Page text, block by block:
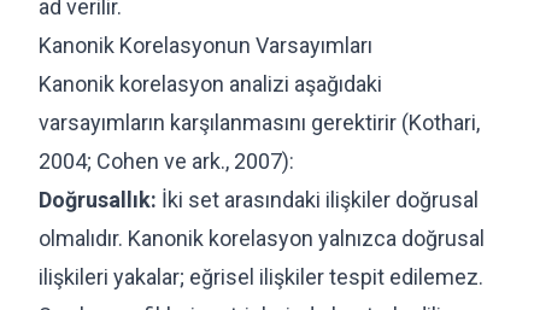
ad verilir.
Kanonik Korelasyonun Varsayımları
Kanonik korelasyon analizi aşağıdaki
varsayımların karşılanmasını gerektirir (Kothari,
2004; Cohen ve ark., 2007):
Doğrusallık: İki set arasındaki ilişkiler doğrusal
olmalıdır. Kanonik korelasyon yalnızca doğrusal
ilişkileri yakalar; eğrisel ilişkiler tespit edilemez.